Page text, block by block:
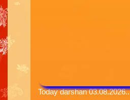
Today darshan 03.08.2026..